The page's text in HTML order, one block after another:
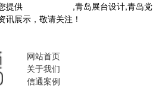
提供
,青岛展台设计,青岛党
讯展示，敬请关注！
网站首页
关于我们
信通案例